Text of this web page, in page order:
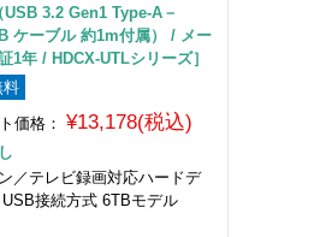
USB 3.2 Gen1 Type-A－
ケーブル 約1m付属） / メー
1年 / HDCX-UTLシリーズ］
料
価格： ¥13,178(税込)
／テレビ録画対応ハードデ
USB接続方式 6TBモデル